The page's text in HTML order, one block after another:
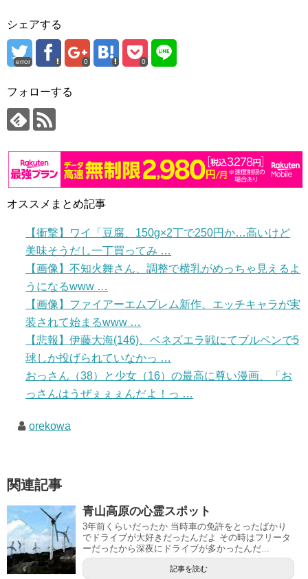
シェアする
error 0 0
フォローする
オススメまとめ記事
【衝撃】ワイ「豆腐、150g×2丁で250円か…高いけど
美味そうだし一丁買ってみ …
【画像】不知火舞さん、調整で横乳がめっちゃ見えるよ
うになるwww …
【画像】ファイアーエムブレム新作、エッチキャラが実
装されて始まるwww …
【悲報】伊藤大海(146)、ベネズエラ戦にてブルペンで5
球しか投げられていなかっ …
おっさん（38）と少女（16）の最高に尊い漫画、「お
っさんはうぜぇぇぇんだよ！っ …
orekowa
関連記事
青山高原の心霊スポット
3年前くらいだったか 当時車の免許をとったばかり
でドライブが大好きだったんだよ その時はフリータ
ーだったから深夜にドライブが多かったんだ...
記事を読む